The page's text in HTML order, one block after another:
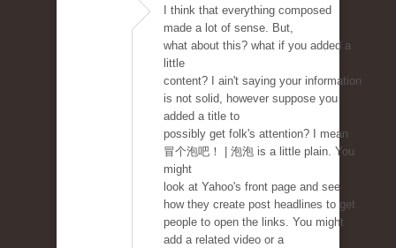
I think that everything composed
made a lot of sense. But,
what about this? what if you added a
little
content? I ain't saying your information
is not solid, however suppose you
added a title to
possibly get folk's attention? I mean
冒个泡吧！ | 泡泡 is a little plain. You
might
look at Yahoo's front page and see
how they create post headlines to get
people to open the links. You might
add a related video or a